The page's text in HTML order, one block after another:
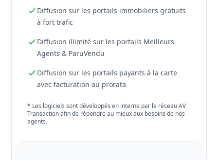
Diffusion sur les portails immobiliers gratuits
à fort trafic
Diffusion illimité sur les portails Meilleurs
Agents & ParuVendu
Diffusion sur les portails payants à la carte
avec facturation au prorata
* Les logiciels sont développés en interne par le réseau AV
Transaction afin de répondre au mieux aux besoins de nos
agents.